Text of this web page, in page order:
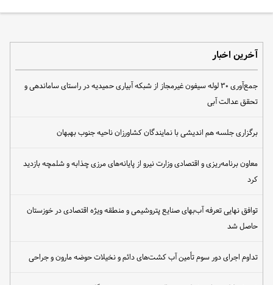
آخرین اخبار
جمع‌آوری ۳۰ لوله سیفون غیرمجاز از شبکه آبیاری حمیدیه در راستای ساماندهی و
تحقق عدالت آبی
برگزاری جلسه هم اندیشی با نمایندگان کشاورزان ناحیه جنوب بهبهان
معاون برنامه‌ریزی و اقتصادی وزارت نیرو از پایانه‌های مرزی چذابه و شلمچه بازدید
کرد
توافق نهایی تعرفه آب‌بهای صنایع پتروشیمی و منطقه ویژه اقتصادی در خوزستان
حاصل شد
تداوم اجرای دور سوم تأمین آب کشت‌های دائم و نخیلات حوضه مارون و جراحی